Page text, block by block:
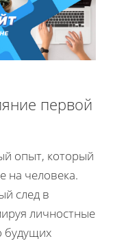
первой
опыт, который
на человека.
след в
личностные
будущих